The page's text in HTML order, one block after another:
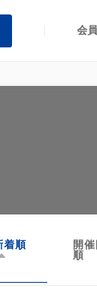
会
着順
開催
順